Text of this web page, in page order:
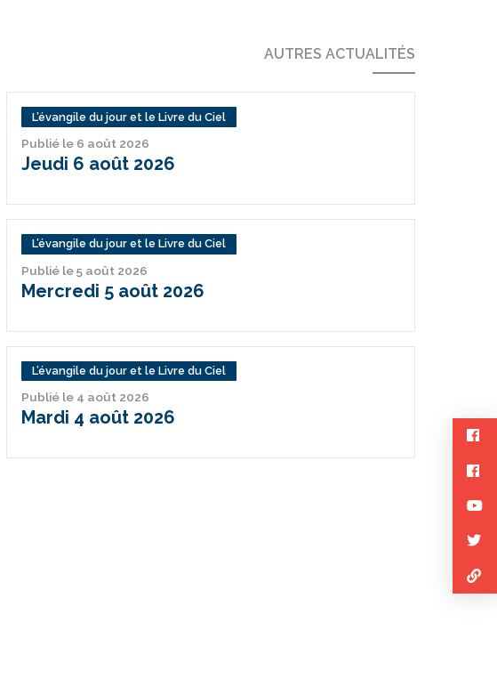
AUTRES ACTUALITÉS
L’évangile du jour et le Livre du Ciel
Publié le 6 août 2026
Jeudi 6 août 2026
L’évangile du jour et le Livre du Ciel
Publié le 5 août 2026
Mercredi 5 août 2026
L’évangile du jour et le Livre du Ciel
Publié le 4 août 2026
Mardi 4 août 2026